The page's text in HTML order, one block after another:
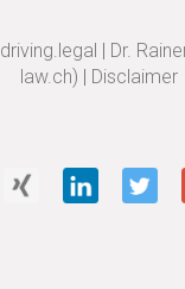
driving.legal | Dr.
law.ch) | Disclaimer